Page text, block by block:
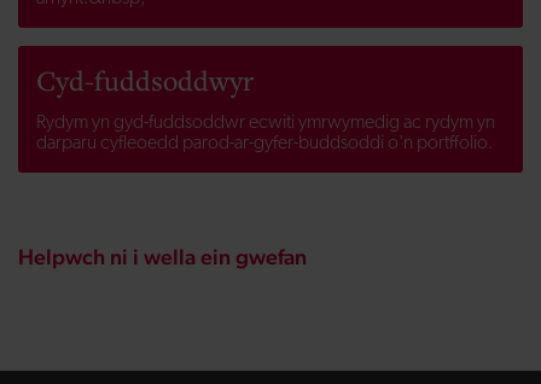
Cyd-fuddsoddwyr
Rydym yn gyd-fuddsoddwr ecwiti ymrwymedig ac rydym yn
darparu cyfleoedd parod-ar-gyfer-buddsoddi o'n portffolio.
Helpwch ni i wella ein gwefan